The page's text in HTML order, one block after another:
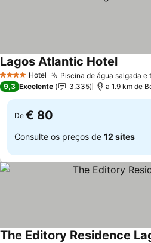
4 EstrelasHotel Piscina de água salgada e
Lagos Atlantic Hotel
9,3 Excelente 3.335 a 1.9 km de
De € 80
Consulte os preços de 12 sites
The Editory Residence